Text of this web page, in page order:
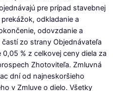
pre prípad stavebnej
odkladanie a
odovzdanie a
zo strany Objednávateľa
% z celkovej ceny diela za
Zhotoviteľa. Zmluvná
dní od najneskoršieho
v Zmluve o dielo. Všetky